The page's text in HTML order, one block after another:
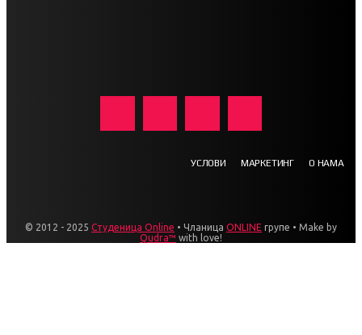
УСЛОВИ МАРКЕТИНГ О НАМА
© 2012 - 2025 Студеница Online • Чланица ONLINE групе • Make by
Qudra™ with love!